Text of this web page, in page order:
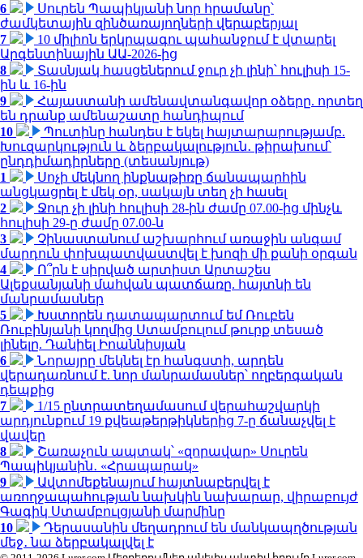
6
Սուրեն Պապիկյանի նոր հրամանը՝
ժամկետային զինծառայողների վերաբերյալ
7
10 միլիոն երկրպագու պահանջում է վտարել
Արգենտինային ԱԱ-2026-ից
8
Տասնյակ հասցեներում ջուր չի լինի՝ հուլիսի 15-
ին և 16-ին
9
Հայաստանի ամենավտանգավոր օձերը. որտեղ
են դրանք ամենաշատը հանդիպում
10
Պուտինը հանդես է եկել հայտարարությամբ.
Խուզարկություն և ձերբակալություն․ թիրախում՝
ընդդիմադիրները (տեսանյութ)
1
Սոչի մեկնող ինքնաթիռը ճանապարհին
անցկացրել է մեկ օր, սակայն տեղ չի հասել
2
Ջուր չի լինի հուլիսի 28-ին ժամը 07.00-ից մինչև
հուլիսի 29-ը ժամը 07.00-ն
3
Չինաստանում աշխարհում առաջին անգամ
մարդուն փոխպատվաստվել է խոզի մի քանի օրգան
4
Ո՞րն է սիրված արտիստ Արտաշես
Ալեքսանյանի մահվան պատճառը. հայտնի են
մանրամասներ
5
Խստորեն դատապարտում եմ Ռուբեն
Ռուբինյանի կողմից Ստամբուլում թուրք տեսած
լինելը. Դանիել Իոաննիսյան
6
Նորայրը մեկնել էր հանգստի, արդեն
վերադառնում է. նոր մանրամասներ՝ ողբերգական
դեպքից
7
1/15 ընտրատեղամասում վերահաշվարկի
արդյունքում 19 քվեաթերթիկներից 7-ը ճանաչվել է
վավեր
8
Շառաչուն ապտակ՝ «զորավար» Սուրեն
Պապիկյանին․ «Հրապարակ»
9
Ավտոմեքենայում հայտնաբերվել է
առողջապահության նախկին նախարար, վիրաբույժ
Գագիկ Ստամբուլցյանի մարմինը
10
Դերասանին մեղադրում են մանկապղծության
մեջ․ նա ձերբակալվել է